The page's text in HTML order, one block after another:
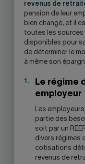
revenus de
pension de leur
bien changé, et il
toutes les sources
disponibles pour
de déterminer le
à même son
Le régime
employeur
Les
partie des
soit par un
divers régimes
cotisations
revenus de